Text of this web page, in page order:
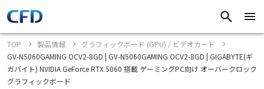
TOP 製品情報
グラフィックボード (GPU) / ビデオカード
GV-N5060GAMING OCV2-8GD | GV-N5060GAMING OCV2-8GD | GIGABYTE(ギ
ガバイト) NVIDIA GeForce RTX 5060 搭載 ゲーミングPC向け オーバークロック
グラフィックボード